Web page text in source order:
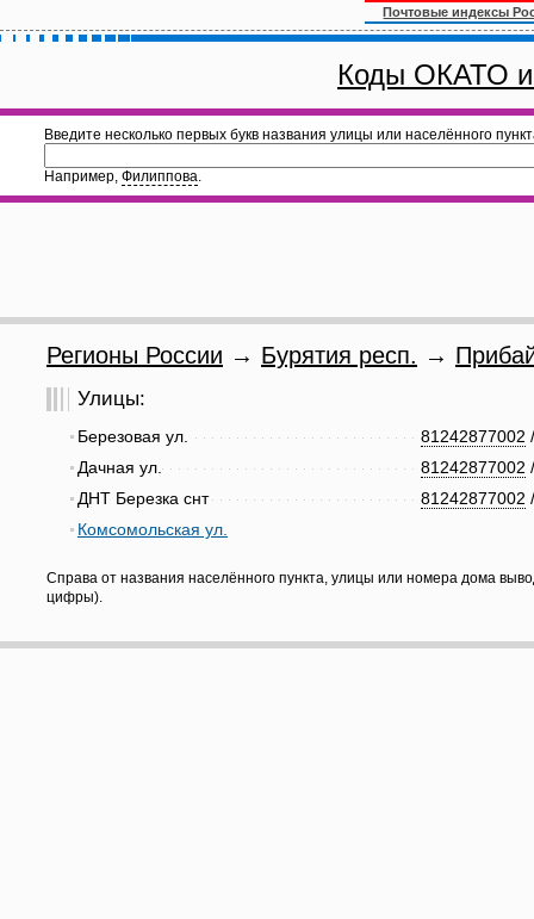
Почтовые индексы
Коды ОКАТО
Введите несколько первых букв названия улицы или населённого
Например, Филиппова.
Регионы России → Бурятия респ. →
Улицы:
81242877002
Березовая ул.
81242877002
Дачная ул.
81242877002
ДНТ Березка снт
Комсомольская ул.
Справа от названия населённого пункта, улицы или номера дома
цифры).